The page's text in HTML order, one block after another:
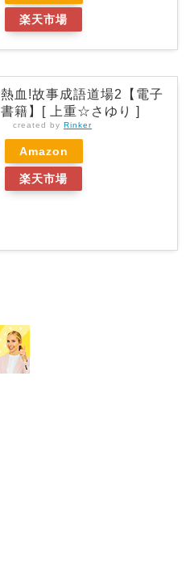
楽天市場
熱血!故事成語道場2【電子
書籍】[ 上重☆さゆり ]
created by Rinker
Amazon
楽天市場